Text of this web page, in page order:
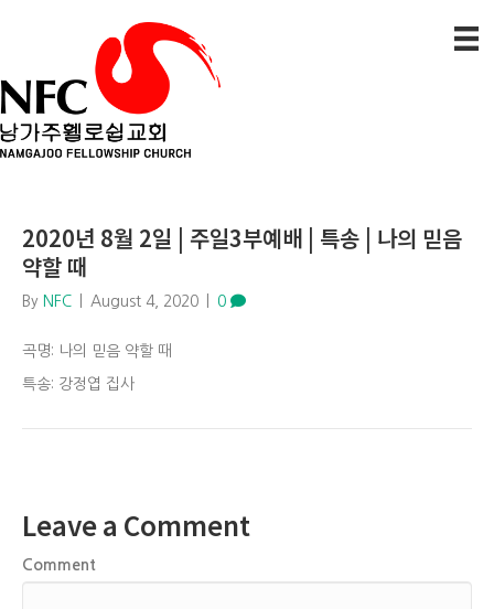
2020년 8월 2일 | 주일3부예배 | 특송 | 나의 믿음
약할 때
By NFC August 4, 2020 0
곡명: 나의 믿음 약할 때
특송: 강정엽 집사
Leave a Comment
Comment